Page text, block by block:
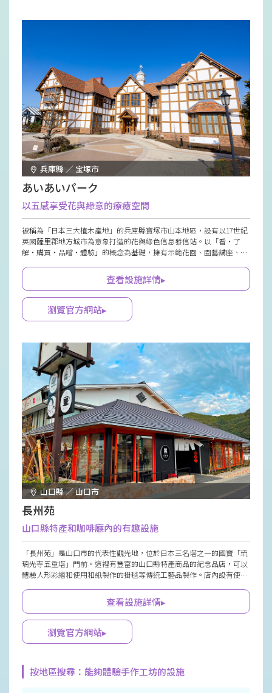
兵庫縣 ／ 宝塚市
あいあいパーク
以五感享受花與綠意的療癒空間
被稱為「日本三大植木產地」的兵庫縣寶塚市山本地區，設有以17世紀
英國薩里郡地方城市為意象打造的花與綠色信息發信站。以「看・了
解・購買・品嚐・體驗」的概念為基礎，擁有示範花園、園藝講座、園
查看設施詳情▸
瀏覽官方網站▸
山口縣 ／ 山口市
長州苑
山口縣特產和咖啡廳內的有趣設施
「長州苑」是山口市的代表性觀光地，位於日本三名塔之一的國寶「琉
璃光寺五重塔」門前。這裡有豐富的山口縣特產商品的紀念品店，可以
體驗人形彩繪和使用和紙製作的掛毯等傳統工藝品製作。店內設有使用
和用餐。
查看設施詳情▸
瀏覽官方網站▸
按地區搜尋：能夠體驗手作工坊的設施